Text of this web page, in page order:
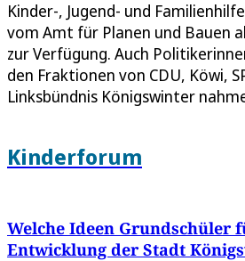
Kinder-, Jugend- und
vom Amt für Planen und Bauen
zur Verfügung. Auch
den Fraktionen von CDU, Köwi,
Linksbündnis Königswinter
Kinderforum
Welche Ideen Grundschüler
Entwicklung der Stadt